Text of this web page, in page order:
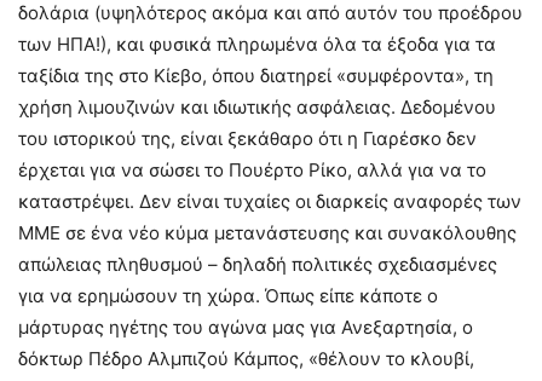
δολάρια (υψηλότερος ακόμα και από αυτόν του προέδρου
των ΗΠΑ!), και φυσικά πληρωμένα όλα τα έξοδα για τα
ταξίδια της στο Κίεβο, όπου διατηρεί «συμφέροντα», τη
χρήση λιμουζινών και ιδιωτικής ασφάλειας. Δεδομένου
του ιστορικού της, είναι ξεκάθαρο ότι η Γιαρέσκο δεν
έρχεται για να σώσει το Πουέρτο Ρίκο, αλλά για να το
καταστρέψει. Δεν είναι τυχαίες οι διαρκείς αναφορές των
ΜΜΕ σε ένα νέο κύμα μετανάστευσης και συνακόλουθης
απώλειας πληθυσμού – δηλαδή πολιτικές σχεδιασμένες
για να ερημώσουν τη χώρα. Όπως είπε κάποτε ο
μάρτυρας ηγέτης του αγώνα μας για Ανεξαρτησία, ο
δόκτωρ Πέδρο Αλμπιζού Κάμπος, «θέλουν το κλουβί,